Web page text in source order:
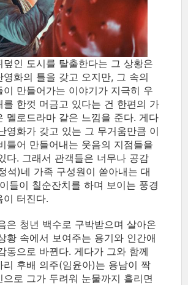
덮인 도시를 탈출한다는 그 상황은
영화의 틀을 갖고 오지만, 그 속의
이 만들어가는 이야기가 지극히 우
를 한껏 머금고 있다는 건 한편의 가
멜로드라마 같은 느낌을 준다. 게다
영화가 갖고 있는 그 무거움만큼 이
틀어 만들어내는 웃음의 지점들을
다. 그래서 관객들은 너무나 공감
석)네 가족 구성원이 쏟아내는 대
들이 칠순잔치를 하며 보이는 풍경
이 터진다.
은 청년 백수로 구박받으며 살아온
황 속에서 보여주는 용기와 인간애
동으로 바뀐다. 게다가 그와 함께
리 후배 의주(임윤아)는 용남이 짝
으로 그가 두려워 눈물까지 흘리면